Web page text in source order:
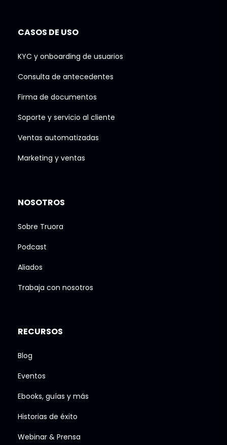
CASOS DE USO
KYC y onboarding de usuarios
Consulta de antecedentes
Firma de documentos
Soporte y servicio al cliente
Ventas automatizadas
Marketing y ventas
NOSOTROS
Sobre Truora
Podcast
Aliados
Trabaja con nosotros
RECURSOS
Blog
Eventos
Ebooks, guías y más
Historias de éxito
Webinar & Prensa